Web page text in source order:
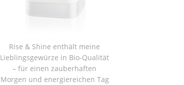
Rise & Shine enthält meine
Lieblingsgewürze in Bio-Qualität
– für einen zauberhaften
Morgen und energiereichen Tag